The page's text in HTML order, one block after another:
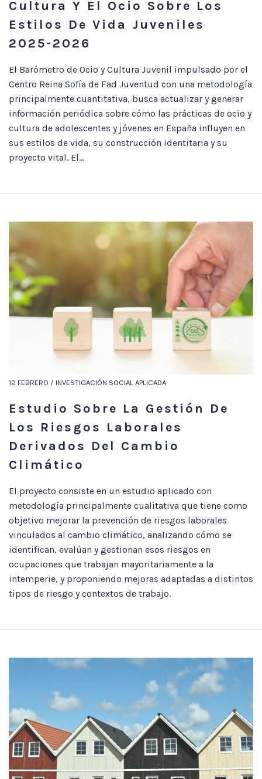
Cultura Y El Ocio Sobre Los
Estilos De Vida Juveniles
2025-2026
El Barómetro de Ocio y Cultura Juvenil impulsado por el
Centro Reina Sofía de Fad Juventud con una metodología
principalmente cuantitativa, busca actualizar y generar
información periódica sobre cómo las prácticas de ocio y
cultura de adolescentes y jóvenes en España influyen en
sus estilos de vida, su construcción identitaria y su
proyecto vital. El...
12 FEBRERO / INVESTIGACIÓN SOCIAL APLICADA
Estudio Sobre La Gestión De
Los Riesgos Laborales
Derivados Del Cambio
Climático
El proyecto consiste en un estudio aplicado con
metodología principalmente cualitativa que tiene como
objetivo mejorar la prevención de riesgos laborales
vinculados al cambio climático, analizando cómo se
identifican, evalúan y gestionan esos riesgos en
ocupaciones que trabajan mayoritariamente a la
intemperie, y proponiendo mejoras adaptadas a distintos
tipos de riesgo y contextos de trabajo.